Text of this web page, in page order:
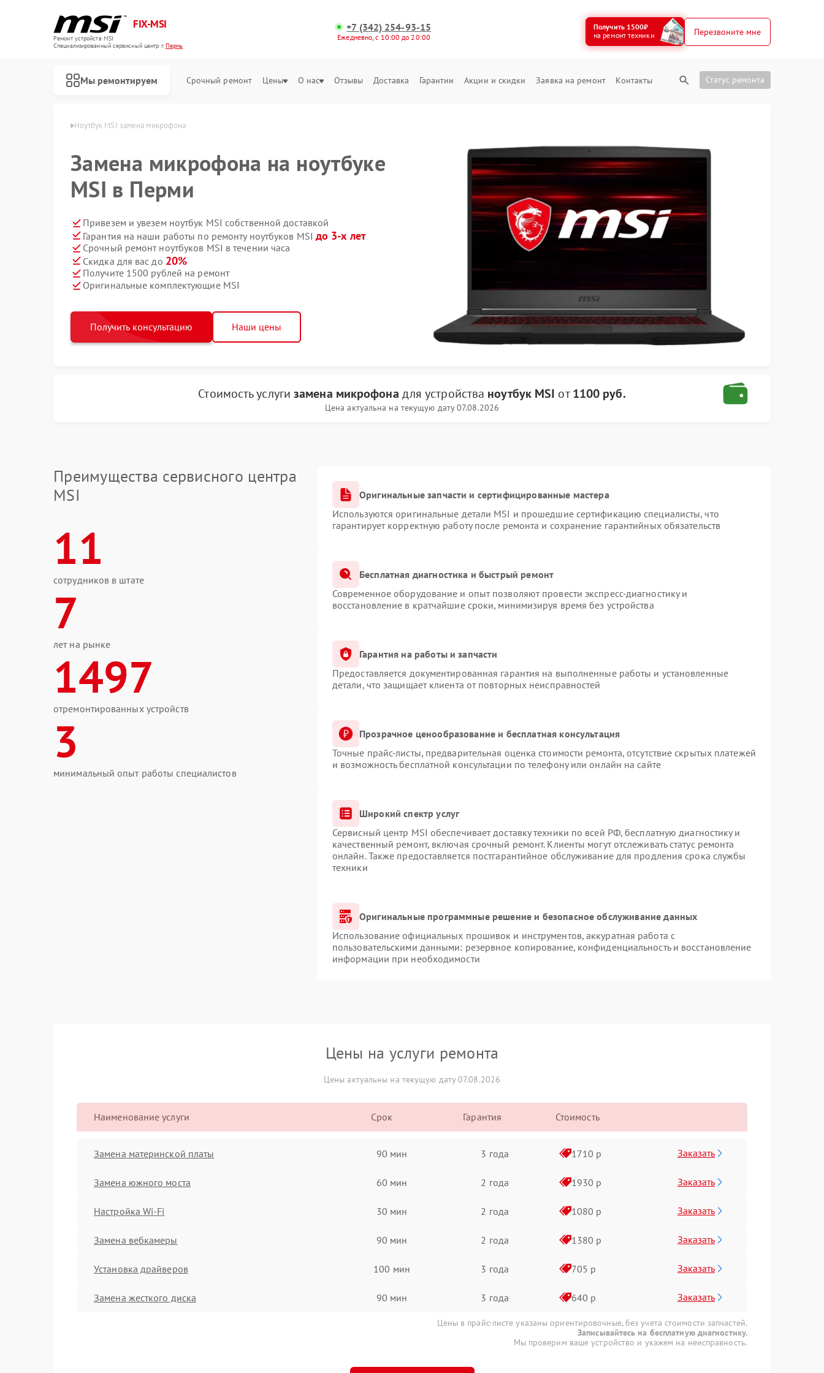
FIX-MSI
Ремонт устройств MSI
Специализированный cервисный центр г.Пермь
+7 (342) 254-93-15
Ежедневно, с 10:00 до 20:00
Получить 1500₽
на ремонт техники
Перезвоните мне
Мы ремонтируем Срочный ремонт Цены О нас Отзывы Доставка Гарантии Акции и скидки Заявка на ремонт Контакты Статус ремонта
Ноутбук MSI замена микрофона
Замена микрофона на ноутбуке
MSI в Перми
Привезем и увезем ноутбук MSI собственной доставкой
Гарантия на наши работы по ремонту ноутбуков MSI до 3-х лет
Срочный ремонт ноутбуков MSI в течении часа
Скидка для вас до 20%
Получите 1500 рублей на ремонт
Оригинальные комплектующие MSI
Получить консультацию Наши цены
Стоимость услугизамена микрофона для устройства ноутбук MSI от1100 руб.
Цена актуальна на текущую дату 07.08.2026
Преимущества сервисного центра
MSI
11
сотрудников в штате
7
лет на рынке
1497
отремонтированных устройств
3
минимальный опыт работы специалистов
Оригинальные запчасти и сертифицированные мастера
Используются оригинальные детали MSI и прошедшие сертификацию специалисты, что
гарантирует корректную работу после ремонта и сохранение гарантийных обязательств
Бесплатная диагностика и быстрый ремонт
Современное оборудование и опыт позволяют провести экспресс-диагностику и
восстановление в кратчайшие сроки, минимизируя время без устройства
Гарантия на работы и запчасти
Предоставляется документированная гарантия на выполненные работы и установленные
детали, что защищает клиента от повторных неисправностей
Прозрачное ценообразование и бесплатная консультация
Точные прайс-листы, предварительная оценка стоимости ремонта, отсутствие скрытых платежей
и возможность бесплатной консультации по телефону или онлайн на сайте
Широкий спектр услуг
Сервисный центр MSI обеспечивает доставку техники по всей РФ, бесплатную диагностику и
качественный ремонт, включая срочный ремонт. Клиенты могут отслеживать статус ремонта
онлайн. Также предоставляется постгарантийное обслуживание для продления срока службы
техники
Оригинальные программные решение и безопасное обслуживание данных
Использование официальных прошивок и инструментов, аккуратная работа с
пользовательскими данными: резервное копирование, конфиденциальность и восстановление
информации при необходимости
Цены на услуги ремонта
Цены актуальны на текущую дату 07.08.2026
Наименование услуги Срок Гарантия Стоимость
Замена материнской платы 90 мин 3 года 1710 р Заказать
Замена южного моста 60 мин 2 года 1930 р Заказать
Настройка Wi-Fi 30 мин 2 года 1080 р Заказать
Замена вебкамеры 90 мин 2 года 1380 р Заказать
Установка драйверов 100 мин 3 года 705 р Заказать
Замена жесткого диска 90 мин 3 года 640 р Заказать
Цены в прайс-листе указаны ориентировочные, без учета стоимости запчастей.
Записывайтесь на бесплатную диагностику.
Мы проверим ваше устройство и укажем на неисправность.